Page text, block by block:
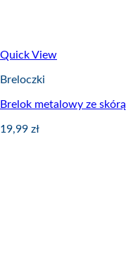
Quick View
Breloczki
Brelok metalowy ze skórą
19,99 zł